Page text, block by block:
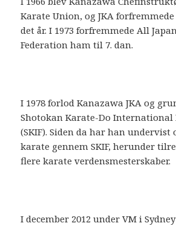
Karate Union, og JKA
det år. I 1973 forfremmede All
Federation ham til 7. dan.
I 1978 forlod Kanazawa JKA og
Shotokan Karate-Do International
(SKIF). Siden da har han undervist
karate gennem SKIF, herunder
flere karate verdensmesterskaber.
I december 2012 under VM i